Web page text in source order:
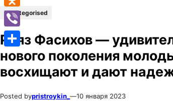
Uncategorised
Раяз Фасихов —
нового поколения
восхищают и дают
Posted bypristroykin_ —10 января 2023
Odnoklassniki
Viber
Отправить